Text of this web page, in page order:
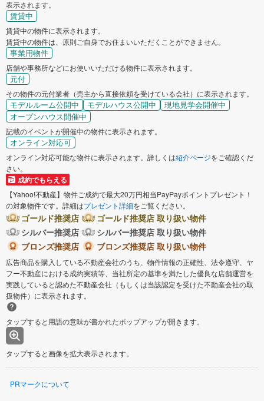
表示されます。
賃貸中
賃貸中の物件に表示されます。
賃貸中の物件は、原則ご自身でお住まいいただくことができません。
事業用物件
店舗や事務所などにお使いいただける物件に表示されます。
元付
その物件の元付業者（売主から直接依頼を受けている会社）に表示されます。
モデルルーム公開中 モデルハウス公開中
現地見学会開催中
オープンハウス開催中
記載のイベントが開催中の物件に表示されます。
オンライン対応可
オンライン対応可能な物件に表示されます。詳しくは紹介ページをご確認くだ
さい。
成約でもらえる
【Yahoo!不動産】物件ご成約で最大20万円相当PayPayポイントプレゼント！
の対象物件です。詳細はプレゼント詳細をご覧ください。
ゴールド推奨店
ゴールド推奨店 取り扱い物件
シルバー推奨店
シルバー推奨店 取り扱い物件
ブロンズ推奨店
ブロンズ推奨店 取り扱い物件
広告商品を購入している不動産会社のうち、物件情報の正確性、法令遵守、ヤ
フー不動産における成約実績等、当社所定の基準を満たした優良な店舗運営を
実践していると認めた不動産会社（もしくは当該認定を受けた不動産会社の取
扱物件）に表示されます。
タップすると用語の意味が書かれたポップアップが開きます。
タップすると画像を拡大表示されます。
PRマークについて